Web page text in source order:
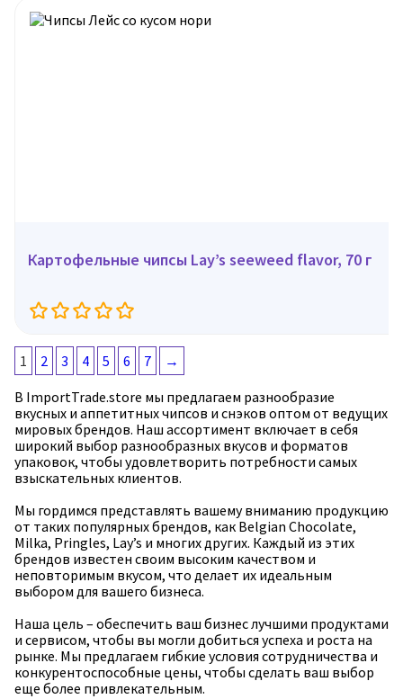
Картофельные чипсы Lay’s seeweed flavor, 70 г
1 2 3 4 5 6 7
→
В ImportTrade.store мы предлагаем разнообразие
вкусных и аппетитных чипсов и снэков оптом от ведущих
мировых брендов. Наш ассортимент включает в себя
широкий выбор разнообразных вкусов и форматов
упаковок, чтобы удовлетворить потребности самых
взыскательных клиентов.
Мы гордимся представлять вашему вниманию продукцию
от таких популярных брендов, как Belgian Chocolate,
Milka, Pringles, Lay’s и многих других. Каждый из этих
брендов известен своим высоким качеством и
неповторимым вкусом, что делает их идеальным
выбором для вашего бизнеса.
Наша цель – обеспечить ваш бизнес лучшими продуктами
и сервисом, чтобы вы могли добиться успеха и роста на
рынке. Мы предлагаем гибкие условия сотрудничества и
конкурентоспособные цены, чтобы сделать ваш выбор
еще более привлекательным.